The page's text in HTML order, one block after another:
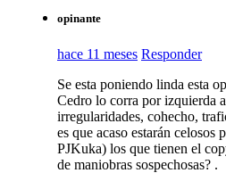
opinante
hace 11 meses Responder
Se esta poniendo linda esta
Cedro lo corra por izquierda
irregularidades, cohecho,
es que acaso estarán celosos
PJKuka) los que tienen el
de maniobras sospechosas? .